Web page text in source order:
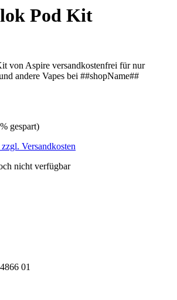
Pod Kit
von Aspire versandkostenfrei für nur
andere Vapes bei ##shopName##
gespart)
Versandkosten
nicht verfügbar
01